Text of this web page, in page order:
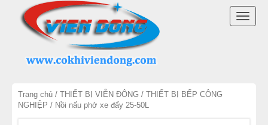
Trang chủ / THIẾT BỊ VIỄN ĐÔNG / THIẾT BỊ BẾP CÔNG
NGHIỆP / Nồi nấu phở xe đẩy 25-50L
DANH MỤC SẢN PHẨM
MÁY TRỘN BỘT
MÁY SE BỘT